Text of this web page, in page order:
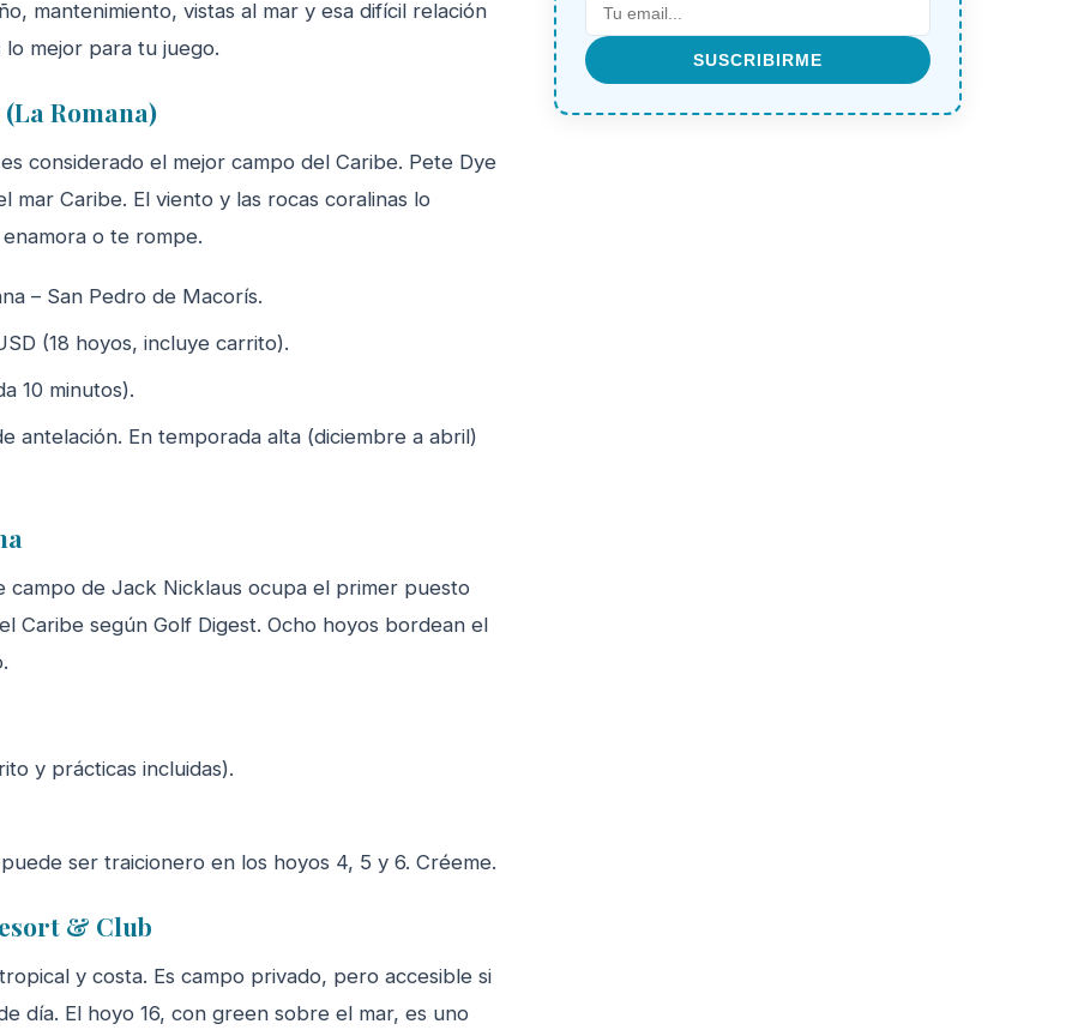
mantenimiento, vistas al mar y esa difícil relación
mejor para tu juego.
Romana)
considerado el mejor campo del Caribe. Pete Dye
Caribe. El viento y las rocas coralinas lo
o te rompe.
– San Pedro de Macorís.
(18 hoyos, incluye carrito).
10 minutos).
antelación. En temporada alta (diciembre a abril)
campo de Jack Nicklaus ocupa el primer puesto
Caribe según Golf Digest. Ocho hoyos bordean el
y prácticas incluidas).
ser traicionero en los hoyos 4, 5 y 6. Créeme.
& Club
y costa. Es campo privado, pero accesible si
día. El hoyo 16, con green sobre el mar, es uno
SUSCRIBIRME